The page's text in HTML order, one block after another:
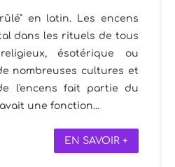
en latin. Les encens
dans les rituels de tous
ésotérique ou
nombreuses cultures et
l'encens fait partie du
une fonction...
EN SAVOIR +